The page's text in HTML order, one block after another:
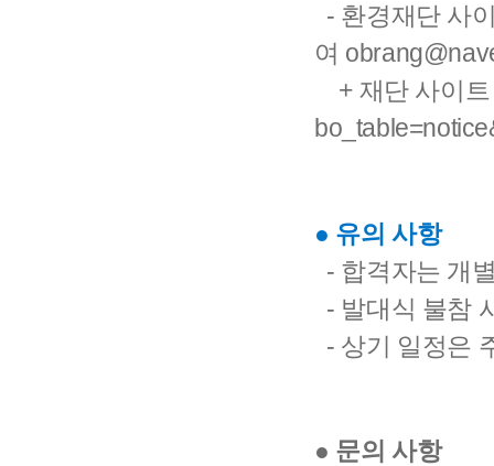
- 환경재단 사
여
+ 재단 사이
● 유의 사항
- 합격자는 개
- 발대식 불참
- 상기 일정은
● 문의 사항